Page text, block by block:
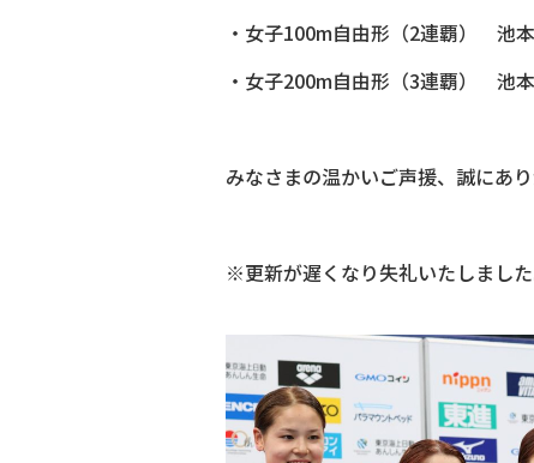
・女子100m自由形（2連覇） 池
・女子200m自由形（3連覇） 池
みなさまの温かいご声援、誠にあ
※更新が遅くなり失礼いたしました